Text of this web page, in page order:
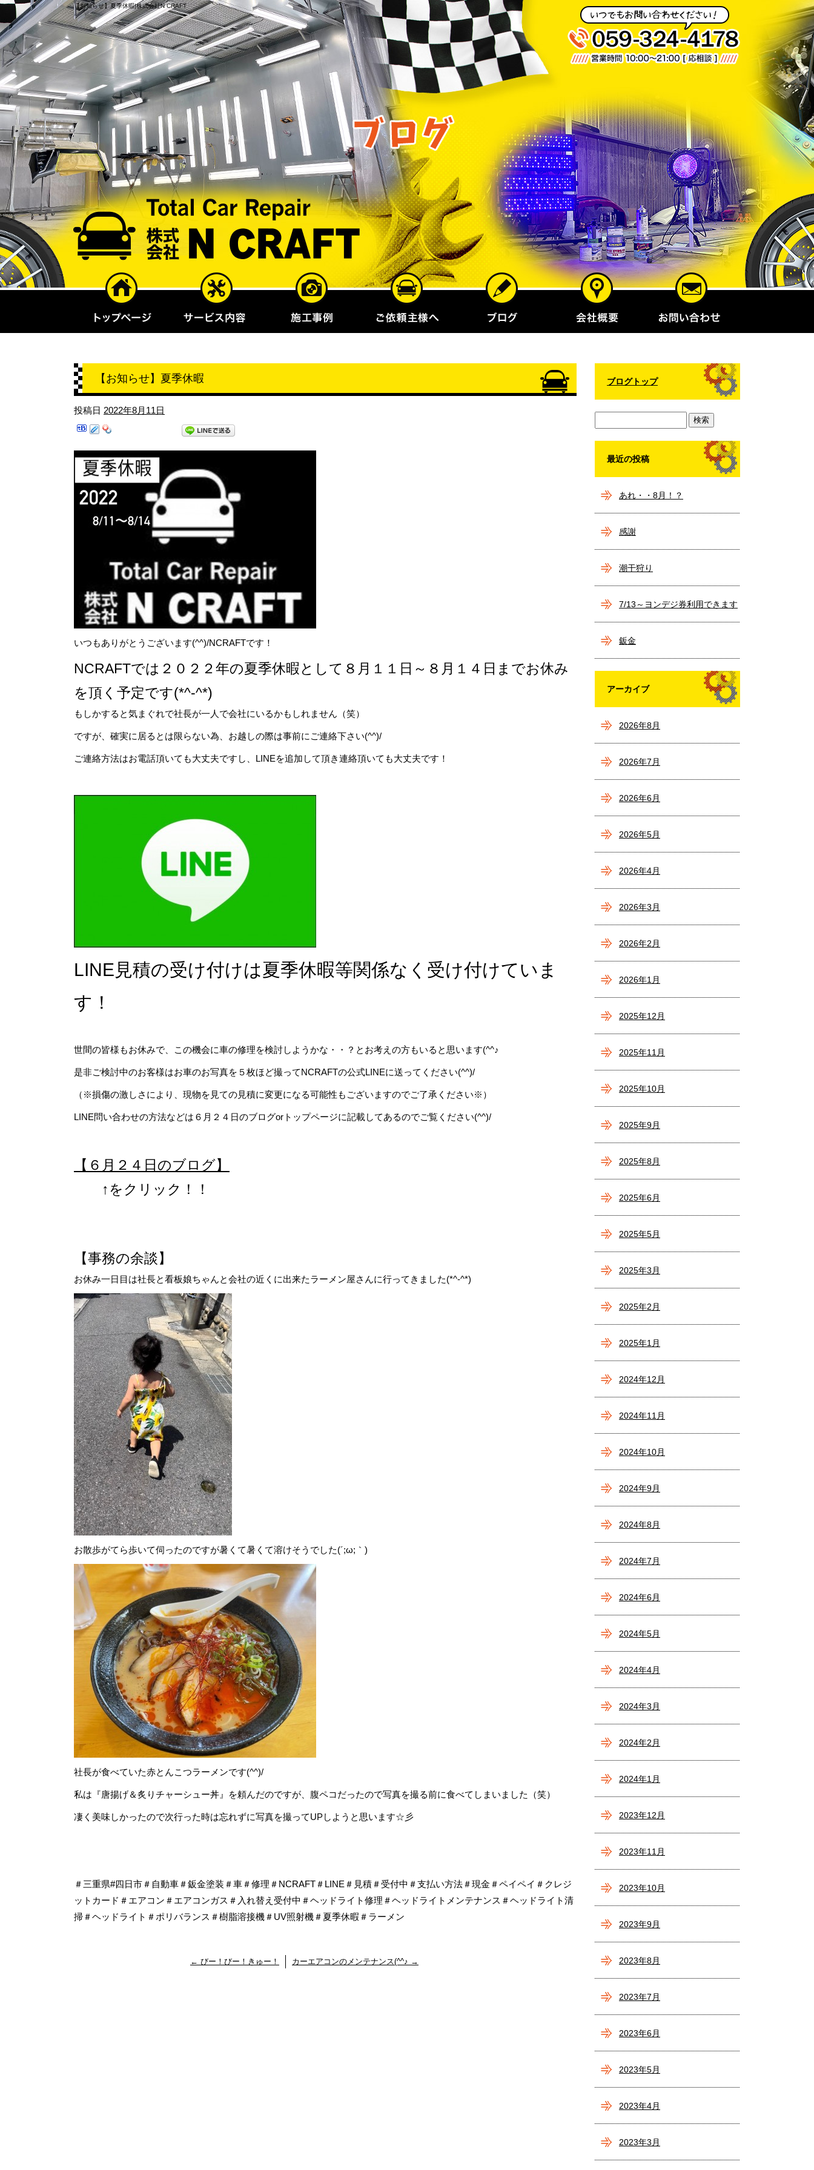
【お知らせ】夏季休暇|株式会社N CRAFT
【お知らせ】夏季休暇
投稿日 2022年8月11日
いつもありがとうございます(^^)/NCRAFTです！
NCRAFTでは２０２２年の夏季休暇として８月１１日～８月１４日までお休み
を頂く予定です(*^-^*)
もしかすると気まぐれで社長が一人で会社にいるかもしれません（笑）
ですが、確実に居るとは限らない為、お越しの際は事前にご連絡下さい(^^)/
ご連絡方法はお電話頂いても大丈夫ですし、LINEを追加して頂き連絡頂いても大丈夫です！
LINE見積の受け付けは夏季休暇等関係なく受け付けていま
す！
世間の皆様もお休みで、この機会に車の修理を検討しようかな・・？とお考えの方もいると思います(^^♪
是非ご検討中のお客様はお車のお写真を５枚ほど撮ってNCRAFTの公式LINEに送ってください(^^)/
（※損傷の激しさにより、現物を見ての見積に変更になる可能性もございますのでご了承ください※）
LINE問い合わせの方法などは６月２４日のブログorトップページに記載してあるのでご覧ください(^^)/
【６月２４日のブログ】
↑をクリック！！
【事務の余談】
お休み一日目は社長と看板娘ちゃんと会社の近くに出来たラーメン屋さんに行ってきました(*^-^*)
お散歩がてら歩いて伺ったのですが暑くて暑くて溶けそうでした(´;ω;｀)
社長が食べていた赤とんこつラーメンです(^^)/
私は『唐揚げ＆炙りチャーシュー丼』を頼んだのですが、腹ペコだったので写真を撮る前に食べてしまいました（笑）
凄く美味しかったので次行った時は忘れずに写真を撮ってUPしようと思います☆彡
＃三重県#四日市＃自動車＃鈑金塗装＃車＃修理＃NCRAFT＃LINE＃見積＃受付中＃支払い方法＃現金＃ペイペイ＃クレジ
ットカード＃エアコン＃エアコンガス＃入れ替え受付中＃ヘッドライト修理＃ヘッドライトメンテナンス＃ヘッドライト清
掃＃ヘッドライト＃ポリバランス＃樹脂溶接機＃UV照射機＃夏季休暇＃ラーメン
← びー！びー！きゅー！ カーエアコンのメンテナンス(^^♪ →
ブログトップ
最近の投稿
あれ・・8月！？
感謝
潮干狩り
7/13～ヨンデジ券利用できます
(^^)/
鈑金
アーカイブ
2026年8月
2026年7月
2026年6月
2026年5月
2026年4月
2026年3月
2026年2月
2026年1月
2025年12月
2025年11月
2025年10月
2025年9月
2025年8月
2025年6月
2025年5月
2025年3月
2025年2月
2025年1月
2024年12月
2024年11月
2024年10月
2024年9月
2024年8月
2024年7月
2024年6月
2024年5月
2024年4月
2024年3月
2024年2月
2024年1月
2023年12月
2023年11月
2023年10月
2023年9月
2023年8月
2023年7月
2023年6月
2023年5月
2023年4月
2023年3月